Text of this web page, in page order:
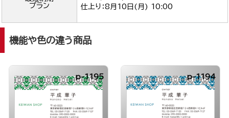
プラン
仕上り：8月10日(月) 10:00
機能や色の違う商品
p-1195 p-1194